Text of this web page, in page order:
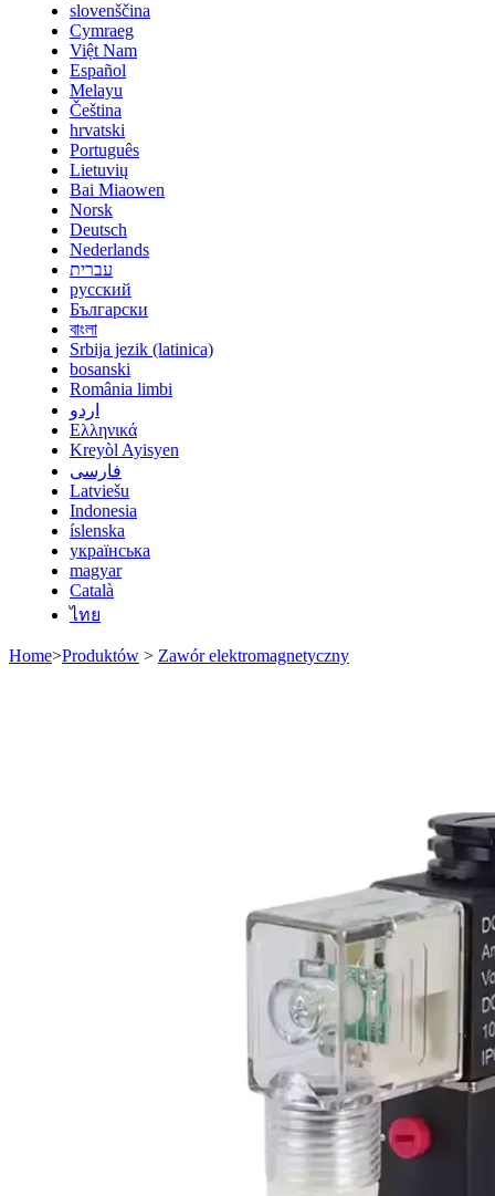
slovenščina
Cymraeg
Việt Nam
Español
Melayu
Čeština
hrvatski
Português
Lietuvių
Bai Miaowen
Norsk
Deutsch
Nederlands
עברית
русский
Български
বাংলা
Srbija jezik (latinica)
bosanski
România limbi
اردو
Ελληνικά
Kreyòl Ayisyen
فارسی
Latviešu
Indonesia
íslenska
українська
magyar
Català
ไทย
Home>Produktów > Zawór elektromagnetyczny